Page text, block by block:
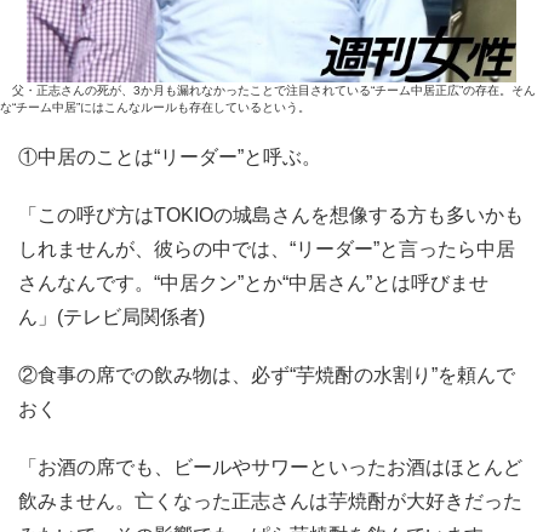
父・正志さんの死が、3か月も漏れなかったことで注目されている“チーム中居正広”の存在。そん
な“チーム中居”にはこんなルールも存在しているという。
①中居のことは“リーダー”と呼ぶ。
「この呼び方はTOKIOの城島さんを想像する方も多いかも
しれませんが、彼らの中では、“リーダー”と言ったら中居
さんなんです。“中居クン”とか“中居さん”とは呼びませ
ん」(テレビ局関係者)
②食事の席での飲み物は、必ず“芋焼酎の水割り”を頼んで
おく
「お酒の席でも、ビールやサワーといったお酒はほとんど
飲みません。亡くなった正志さんは芋焼酎が大好きだった